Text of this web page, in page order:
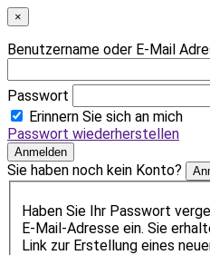
×
Benutzername oder E-Mail
Passwort
Erinnern Sie sich an mich
Passwort wiederherstellen
Anmelden
Sie haben noch kein Konto?
Haben Sie Ihr Passwort
E-Mail-Adresse ein. Sie
Link zur Erstellung eines